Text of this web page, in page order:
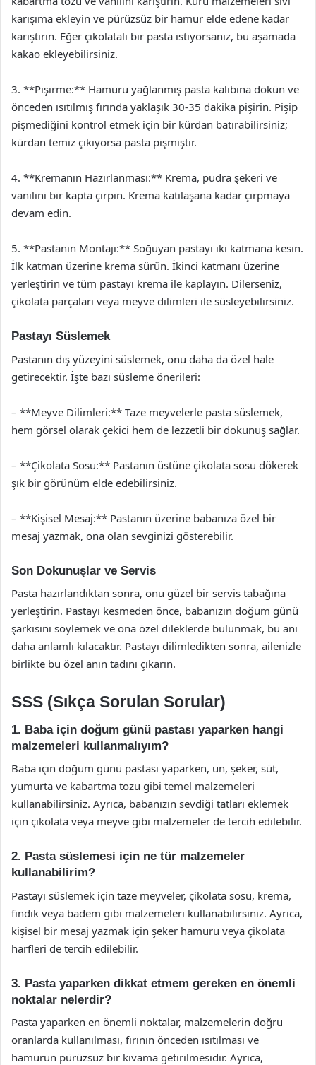
karışıma ekleyin ve pürüzsüz bir hamur elde edene kadar
karıştırın. Eğer çikolatalı bir pasta istiyorsanız, bu aşamada
kakao ekleyebilirsiniz.
3. **Pişirme:** Hamuru yağlanmış pasta kalıbına dökün ve
önceden ısıtılmış fırında yaklaşık 30-35 dakika pişirin. Pişip
pişmediğini kontrol etmek için bir kürdan batırabilirsiniz;
kürdan temiz çıkıyorsa pasta pişmiştir.
4. **Kremanın Hazırlanması:** Krema, pudra şekeri ve
vanilini bir kapta çırpın. Krema katılaşana kadar çırpmaya
devam edin.
5. **Pastanın Montajı:** Soğuyan pastayı iki katmana kesin.
İlk katman üzerine krema sürün. İkinci katmanı üzerine
yerleştirin ve tüm pastayı krema ile kaplayın. Dilerseniz,
çikolata parçaları veya meyve dilimleri ile süsleyebilirsiniz.
Pastayı Süslemek
Pastanın dış yüzeyini süslemek, onu daha da özel hale
getirecektir. İşte bazı süsleme önerileri:
– **Meyve Dilimleri:** Taze meyvelerle pasta süslemek,
hem görsel olarak çekici hem de lezzetli bir dokunuş sağlar.
– **Çikolata Sosu:** Pastanın üstüne çikolata sosu dökerek
şık bir görünüm elde edebilirsiniz.
– **Kişisel Mesaj:** Pastanın üzerine babanıza özel bir
mesaj yazmak, ona olan sevginizi gösterebilir.
Son Dokunuşlar ve Servis
Pasta hazırlandıktan sonra, onu güzel bir servis tabağına
yerleştirin. Pastayı kesmeden önce, babanızın doğum günü
şarkısını söylemek ve ona özel dileklerde bulunmak, bu anı
daha anlamlı kılacaktır. Pastayı dilimledikten sonra, ailenizle
birlikte bu özel anın tadını çıkarın.
SSS (Sıkça Sorulan Sorular)
1. Baba için doğum günü pastası yaparken hangi
malzemeleri kullanmalıyım?
Baba için doğum günü pastası yaparken, un, şeker, süt,
yumurta ve kabartma tozu gibi temel malzemeleri
kullanabilirsiniz. Ayrıca, babanızın sevdiği tatları eklemek
için çikolata veya meyve gibi malzemeler de tercih edilebilir.
2. Pasta süslemesi için ne tür malzemeler
kullanabilirim?
Pastayı süslemek için taze meyveler, çikolata sosu, krema,
fındık veya badem gibi malzemeleri kullanabilirsiniz. Ayrıca,
kişisel bir mesaj yazmak için şeker hamuru veya çikolata
harfleri de tercih edilebilir.
3. Pasta yaparken dikkat etmem gereken en önemli
noktalar nelerdir?
Pasta yaparken en önemli noktalar, malzemelerin doğru
oranlarda kullanılması, fırının önceden ısıtılması ve
hamurun pürüzsüz bir kıvama getirilmesidir. Ayrıca,